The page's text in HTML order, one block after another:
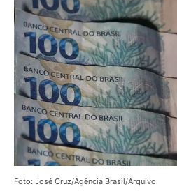
Foto: José Cruz/Agência Brasil/Arquivo